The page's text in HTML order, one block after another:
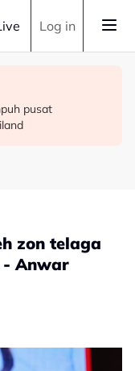
Log in
bantu
Hamzah
Ahmad Zahid
pusat
zon telaga
- Anwar